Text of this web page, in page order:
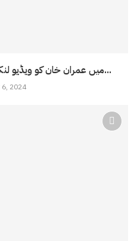
میں عمران خان کو ویڈیو لنک پر دیکھنا چاہتا ہوں ؛ اے...
2024